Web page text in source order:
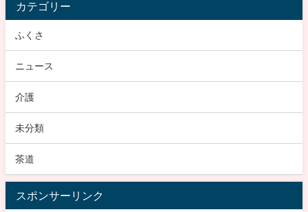
カテゴリー
ふくさ
ニュース
介護
未分類
茶道
スポンサーリンク